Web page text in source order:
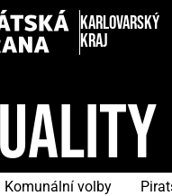
Karlovarský
kraj
Komunální volby